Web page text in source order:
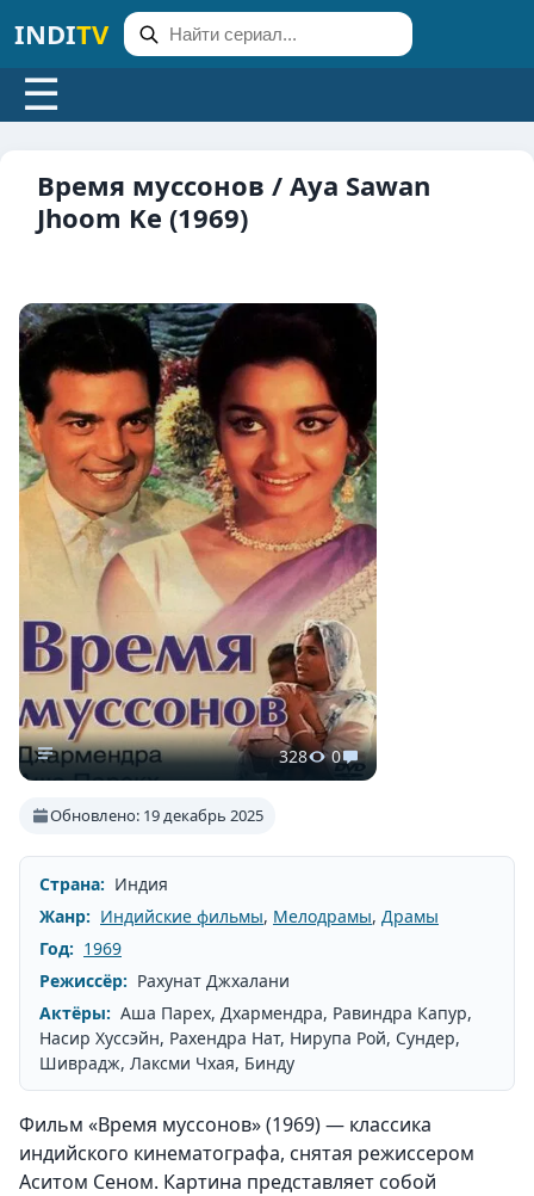
INDITV
☰
Время муссонов / Aya Sawan
Jhoom Ke (1969)
328 0
Обновлено: 19 декабрь 2025
Страна: Индия
Жанр: Индийские фильмы, Мелодрамы, Драмы
Год: 1969
Режиссёр: Рахунат Джхалани
Актёры: Аша Парех, Дхармендра, Равиндра Капур,
Насир Хуссэйн, Рахендра Нат, Нирупа Рой, Сундер,
Шиврадж, Лаксми Чхая, Бинду
Фильм «Время муссонов» (1969) — классика
индийского кинематографа, снятая режиссером
Аситом Сеном. Картина представляет собой